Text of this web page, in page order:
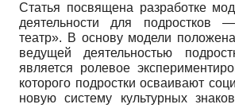
Статья посвящена разработке
деятельности для подростков
театр». В основу модели
ведущей деятельностью
является ролевое
которого подростки осваивают
новую систему культурных